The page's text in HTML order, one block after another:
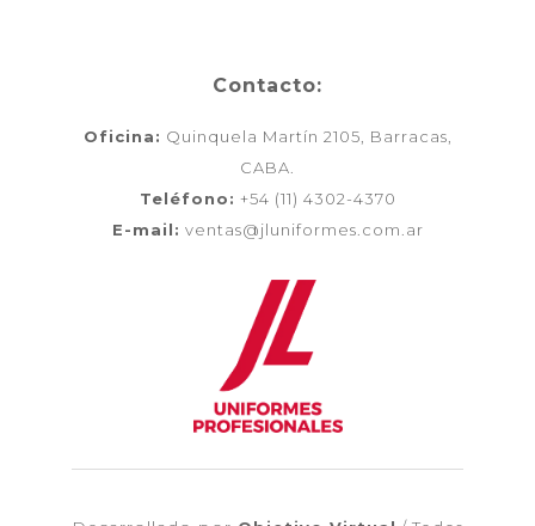
Contacto:
Oficina: Quinquela Martín 2105, Barracas,
CABA.
Teléfono: +54 (11) 4302-4370
E-mail: ventas@jluniformes.com.ar